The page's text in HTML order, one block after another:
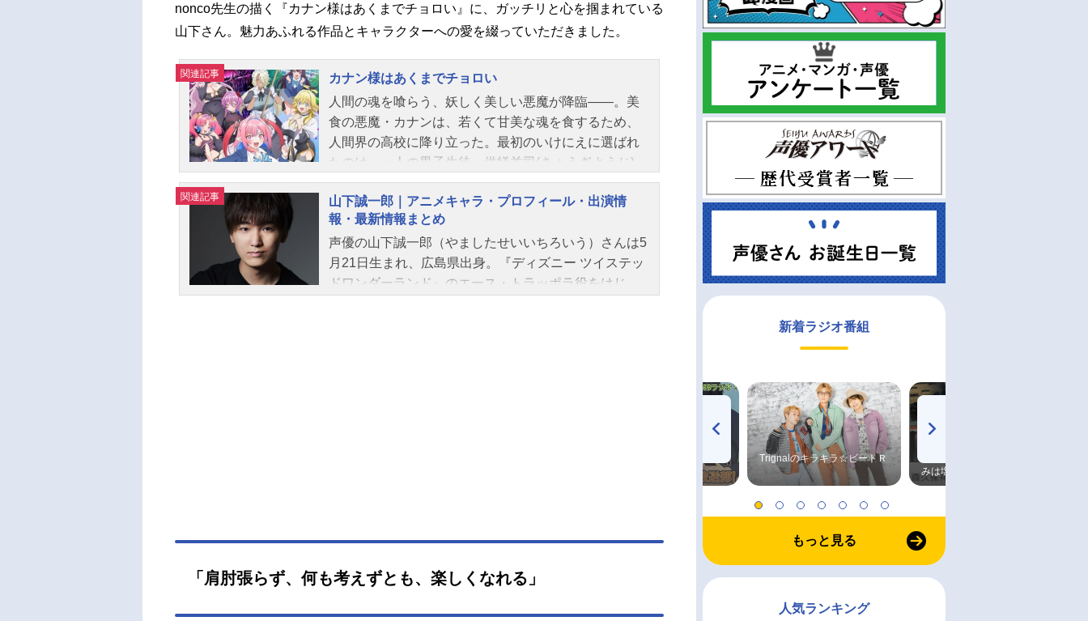
nonco先生の描く『カナン様はあくまでチョロい』に、ガッチリと心を掴まれている
山下さん。魅力あふれる作品とキャラクターへの愛を綴っていただきました。
関連記事
カナン様はあくまでチョロい
人間の魂を喰らう、妖しく美しい悪魔が降臨――。美
食の悪魔・カナンは、若くて甘美な魂を食するため、
人間界の高校に降り立った。最初のいけにえに選ばれ
たのは、一人の男子生徒・供犠羊司(きょうぎようじ)。
「私に食べられるなんて、とても光栄なことよ。感謝
しなさい、下等生物」ところが……なぜか供犠クンと
恋人契約を結ぶことに!?数千年生きて初恋も未経験の
純情なカナンには、毎日がドキドキの連続！ 一緒に
帰る!? 手を繋ぐ!? デート!? 初××!?!?!?!?「おのれ
下等生物めーーーーーー!!」チョロくてかわいい悪魔の
関連記事
山下誠一郎｜アニメキャラ・プロフィール・出演情
報・最新情報まとめ
声優の山下誠一郎（やましたせいいちろいう）さんは5
月21日生まれ、広島県出身。『ディズニー ツイステッ
ドワンダーランド』のエース・トラッポラ役をはじ
「肩肘張らず、何も考えずとも、楽しくなれる」
新着ラジオ番組
Trignalのキラキラ☆ビートＲ
みは塩だけ
もっと見る
人気ランキング